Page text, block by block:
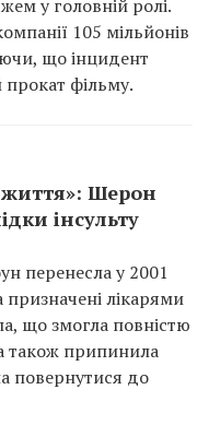
у головній ролі.
105 мільйонів
що інцидент
прокат фільму.
життя»: Шерон
інсульту
перенесла у 2001
лікарями
що змогла повністю
також припинила
повернутися до